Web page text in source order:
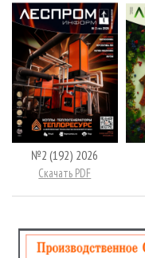
№2 (192) 2026
Скачать PDF